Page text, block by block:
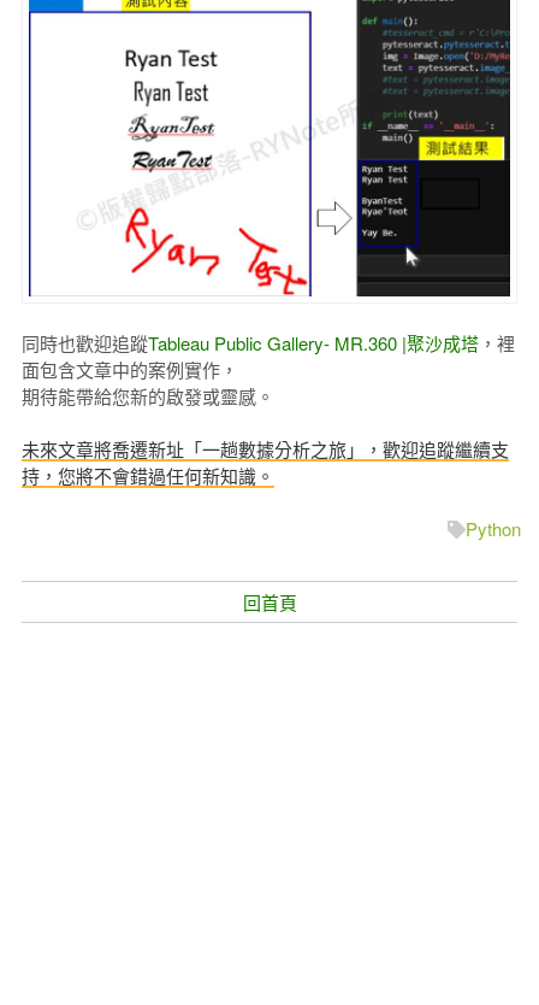
同時也歡迎追蹤Tableau Public Gallery- MR.360 |聚沙成塔，裡
面包含文章中的案例實作，
期待能帶給您新的啟發或靈感。
未來文章將喬遷新址「一趟數據分析之旅」，歡迎追蹤繼續支
持，您將不會錯過任何新知識。
Python
回首頁